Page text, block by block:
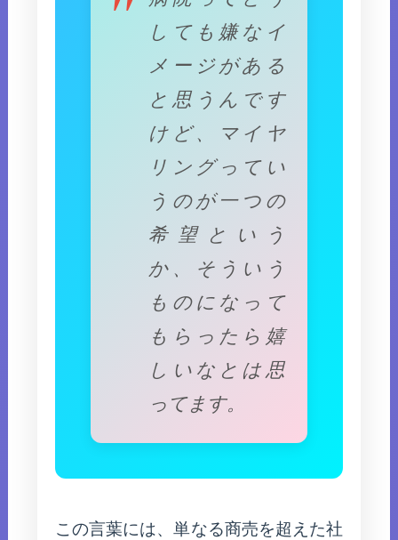
しても嫌なイ
メージがある
と思うんです
けど、マイヤ
リングってい
うのが一つの
希望という
か、そういう
ものになって
もらったら嬉
しいなとは思
ってます。
この言葉には、単なる商売を超えた社